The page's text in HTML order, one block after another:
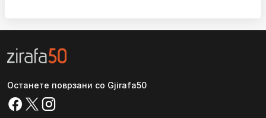
Останете поврзани со Gjirafa50